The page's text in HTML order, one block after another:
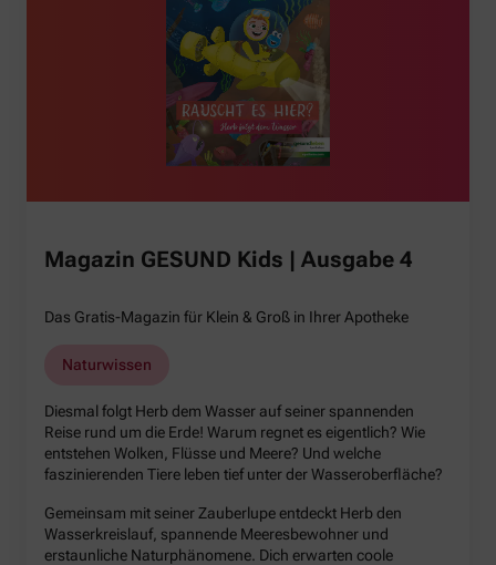
Magazin GESUND Kids | Ausgabe 4
Das Gratis-Magazin für Klein & Groß in Ihrer Apotheke
Naturwissen
Diesmal folgt Herb dem Wasser auf seiner spannenden
Reise rund um die Erde! Warum regnet es eigentlich? Wie
entstehen Wolken, Flüsse und Meere? Und welche
faszinierenden Tiere leben tief unter der Wasseroberfläche?
Gemeinsam mit seiner Zauberlupe entdeckt Herb den
Wasserkreislauf, spannende Meeresbewohner und
erstaunliche Naturphänomene. Dich erwarten coole